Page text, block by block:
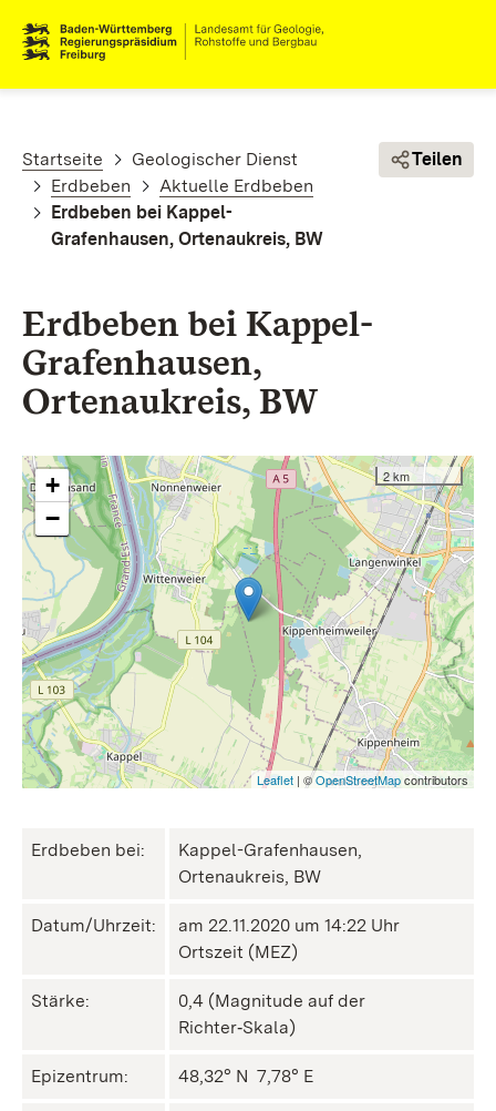
Pfadnavigation
Startseite
Geologischer Dienst
Erdbeben
Aktuelle Erdbeben
Erdbeben bei Kappel-
Grafenhausen, Ortenaukreis, BW
Teilen
Erdbeben bei Kappel-
Grafenhausen,
Ortenaukreis, BW
+
−
2 km
Leaflet | ©OpenStreetMapcontributors
Erdbeben bei:
Kappel-Grafenhausen,
Ortenaukreis, BW
Datum/Uhrzeit:
am 22.11.2020 um 14:22 Uhr
Ortszeit (MEZ)
Stärke:
0,4 (Magnitude auf der
Richter‑Skala)
Epizentrum: 48,32° N ㅤ 7,78° E